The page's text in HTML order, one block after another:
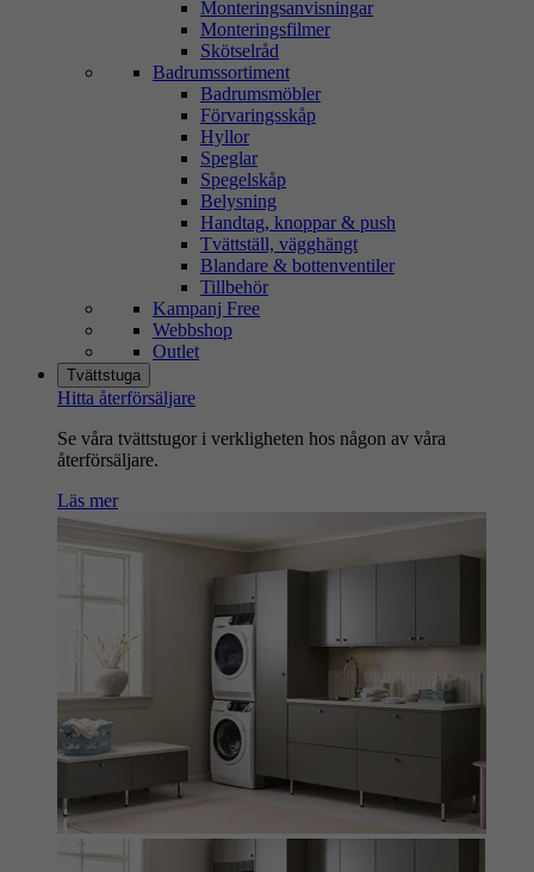
Monteringsanvisningar
Monteringsfilmer
Skötselråd
Badrumssortiment
Badrumsmöbler
Förvaringsskåp
Hyllor
Speglar
Spegelskåp
Belysning
Handtag, knoppar & push
Tvättställ, vägghängt
Blandare & bottenventiler
Tillbehör
Kampanj Free
Webbshop
Outlet
Tvättstuga
Hitta återförsäljare
Se våra tvättstugor i verkligheten hos någon av våra
återförsäljare.
Läs mer